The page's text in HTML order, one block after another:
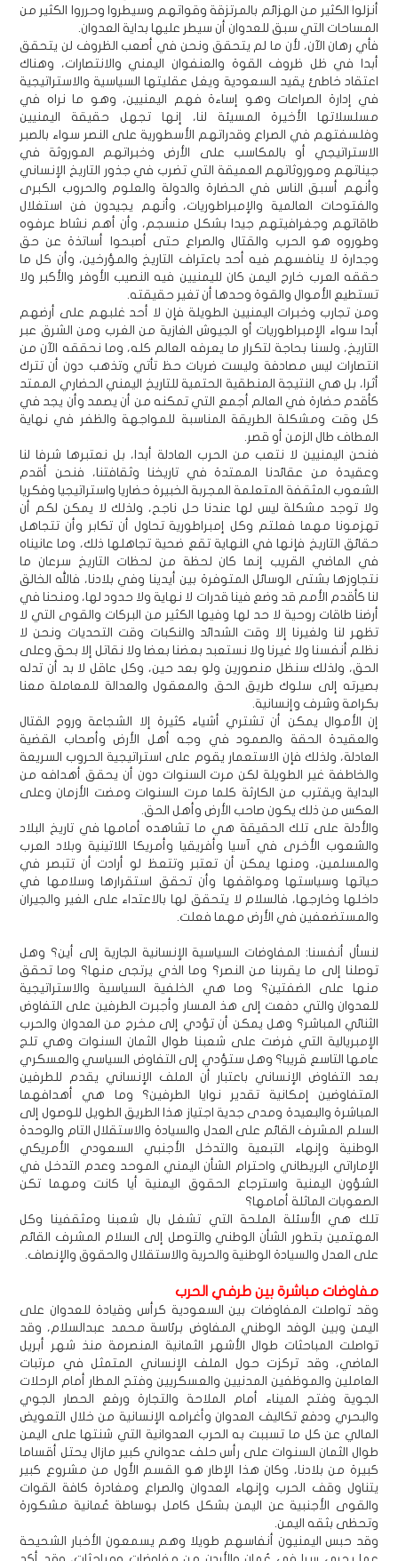
أنزلوا الكثير من الهزائم بالمرتزقة وقواتهم وسيطروا وحرروا الكثير من
المساحات التي سبق للعدوان أن سيطر عليها بداية العدوان.
فأي رهان الآن، لأن ما لم يتحقق ونحن في أصعب الظروف لن يتحقق
أبدا في ظل ظروف القوة والعنفوان اليمني والانتصارات، وهناك
اعتقاد خاطئ يقيد السعودية ويغل عقليتها السياسية والاستراتيجية
في إدارة الصراعات وهو إساءة فهم اليمنيين، وهو ما نراه في
مسلسلاتها الأخيرة المسيئة لنا، إنها تجهل حقيقة اليمنيين
وفلسفتهم في الصراع وقدراتهم الأسطورية على النصر سواء بالصبر
الاستراتيجي أو بالمكاسب على الأرض وخبراتهم الموروثة في
جيناتهم وموروثاتهم العميقة التي تضرب في جذور التاريخ الإنساني
وأنهم أسبق الناس في الحضارة والدولة والعلوم والحروب الكبرى
والفتوحات العالمية والإمبراطوريات، وأنهم يجيدون فن استغلال
طاقاتهم وجغرافيتهم جيدا بشكل منسجم، وأن أهم نشاط عرفوه
وطوروه هو الحرب والقتال والصراع حتى أصبحوا أساتذة عن حق
وجدارة لا ينافسهم فيه أحد باعتراف التاريخ والمؤرخين، وأن كل ما
حققه العرب خارج اليمن كان لليمنيين فيه النصيب الأوفر والأكبر ولا
تستطيع الأموال والقوة وحدها أن تغير حقيقته.
ومن تجارب وخبرات اليمنيين الطويلة فإن لا أحد غلبهم على أرضهم
أبدا سواء الإمبراطوريات أو الجيوش الغازية من الغرب ومن الشرق عبر
التاريخ، ولسنا بحاجة لتكرار ما يعرفه العالم كله، وما نحققه الآن من
انتصارات ليس مصادفة وليست ضربات حظ تأتي وتذهب دون أن تترك
أثرا، بل هي النتيجة المنطقية الحتمية للتاريخ اليمني الحضاري الممتد
كأقدم حضارة في العالم أجمع التي تمكنه من أن يصمد وأن يجد في
كل وقت ومشكلة الطريقة المناسبة للمواجهة والظفر في نهاية
المطاف طال الزمن أو قصر.
فنحن اليمنيين لا نتعب من الحرب العادلة أبدا، بل نعتبرها شرفا لنا
وعقيدة من عقائدنا الممتدة في تاريخنا وثقافتنا، فنحن أقدم
الشعوب المثقفة المتعلمة المجربة الخبيرة حضاريا واستراتيجيا وفكريا
ولا توجد مشكلة ليس لها عندنا حل ناجح، ولذلك لا يمكن لكم أن
تهزمونا مهما فعلتم وكل إمبراطورية تحاول أن تكابر وأن تتجاهل
حقائق التاريخ فإنها في النهاية تقع ضحية تجاهلها ذلك، وما عانيناه
في الماضي القريب إنما كان لحظة من لحظات التاريخ سرعان ما
نتجاوزها بشتى الوسائل المتوفرة بين أيدينا وفي بلادنا، فالله الخالق
لنا كأقدم الأمم قد وضع فينا قدرات لا نهاية ولا حدود لها، ومنحنا في
أرضنا طاقات روحية لا حد لها وفيها الكثير من البركات والقوى التي لا
تظهر لنا ولغيرنا إلا وقت الشدائد والنكبات وقت التحديات ونحن لا
نظلم أنفسنا ولا غيرنا ولا نستعبد بعضنا بعضا ولا نقاتل إلا بحق وعلى
الحق، ولذلك سنظل منصورين ولو بعد حين، وكل عاقل لا بد أن تدله
بصيرته إلى سلوك طريق الحق والمعقول والعدالة للمعاملة معنا
بكرامة وشرف وإنسانية.
إن الأموال يمكن أن تشتري أشياء كثيرة إلا الشجاعة وروح القتال
والعقيدة الحقة والصمود في وجه أهل الأرض وأصحاب القضية
العادلة، ولذلك فإن الاستعمار يقوم على استراتيجية الحروب السريعة
والخاطفة غير الطويلة لكن مرت السنوات دون أن يحقق أهدافه من
البداية ويقترب من الكارثة كلما مرت السنوات ومضت الأزمان وعلى
العكس من ذلك يكون صاحب الأرض وأهل الحق.
والأدلة على تلك الحقيقة هي ما تشاهده أمامها في تاريخ البلاد
والشعوب الأخرى في آسيا وأفريقيا وأمريكا اللاتينية وبلاد العرب
والمسلمين، ومنها يمكن أن تعتبر وتتعظ لو أرادت أن تتبصر في
حياتها وسياستها ومواقفها وأن تحقق استقرارها وسلامها في
داخلها وخارجها، فالسلام لا يتحقق لها بالاعتداء على الغير والجيران
والمستضعفين في الأرض مهما فعلت.
لنسأل أنفسنا: المفاوضات السياسية الإنسانية الجارية إلى أين؟ وهل
توصلنا إلى ما يقربنا من النصر؟ وما الذي يرتجى منها؟ وما تحقق
منها على الضفتين؟ وما هي الخلفية السياسية والاستراتيجية
للعدوان والتي دفعت إلى هذ المسار وأجبرت الطرفين على التفاوض
الثنائي المباشر؟ وهل يمكن أن تؤدي إلى مخرج من العدوان والحرب
الإمبريالية التي فرضت على شعبنا طوال الثمان السنوات وهي تلج
عامها التاسع قريبا؟ وهل ستؤدي إلى التفاوض السياسي والعسكري
بعد التفاوض الإنساني باعتبار أن الملف الإنساني يقدم للطرفين
المتفاوضين إمكانية تقدير نوايا الطرفين؟ وما هي أهدافهما
المباشرة والبعيدة ومدى جدية اجتياز هذا الطريق الطويل للوصول إلى
السلم المشرف القائم على العدل والسيادة والاستقلال التام والوحدة
الوطنية وإنهاء التبعية والتدخل الأجنبي السعودي الأمريكي
الإماراتي البريطاني واحترام الشأن اليمني الموحد وعدم التدخل في
الشؤون اليمنية واسترجاع الحقوق اليمنية أيا كانت ومهما تكن
الصعوبات الماثلة أمامها؟
تلك هي الأسئلة الملحة التي تشغل بال شعبنا ومثقفينا وكل
المهتمين بتطور الشأن الوطني والتوصل إلى السلام المشرف القائم
على العدل والسيادة الوطنية والحرية والاستقلال والحقوق والإنصاف.
مفاوضات مباشرة بين طرفي الحرب
وقد تواصلت المفاوضات بين السعودية كرأس وقيادة للعدوان على
اليمن وبين الوفد الوطني المفاوض برئاسة محمد عبدالسلام، وقد
تواصلت المباحثات طوال الأشهر الثمانية المنصرمة منذ شهر أبريل
الماضي، وقد تركزت حول الملف الإنساني المتمثل في مرتبات
العاملين والموظفين المدنيين والعسكريين وفتح المطار أمام الرحلات
الجوية وفتح الميناء أمام الملاحة والتجارة ورفع الحصار الجوي
والبحري ودفع تكاليف العدوان وأغرامه الإنسانية من خلال التعويض
المالي عن كل ما تسببت به الحرب العدوانية التي شنتها على اليمن
طوال الثمان السنوات على رأس حلف عدواني كبير مازال يحتل أقساما
كبيرة من بلادنا، وكان هذا الإطار هو القسم الأول من مشروع كبير
يتناول وقف الحرب وإنهاء العدوان والصراع ومغادرة كافة القوات
والقوى الأجنبية عن اليمن بشكل كامل بوساطة عُمانية مشكورة
وتحظى بثقه اليمن.
وقد حبس اليمنيون أنفاسهم طويلا وهم يسمعون الأخبار الشحيحة